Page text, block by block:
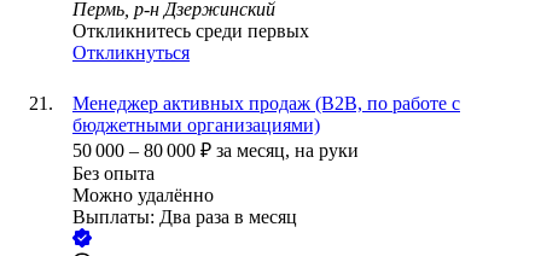
Пермь, р-н Дзержинский
Откликнитесь среди первых
Откликнуться
Менеджер активных продаж (B2B, по работе с
бюджетными организациями)
50 000 – 80 000 ₽ за месяц, на руки
Без опыта
Можно удалённо
Выплаты: Два раза в месяц